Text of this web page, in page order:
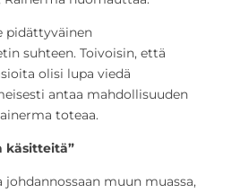
pidättyväinen
suhteen. Toivoisin, että
olisi lupa viedä
antaa mahdollisuuden
toteaa.
käsitteitä”
muun muassa,